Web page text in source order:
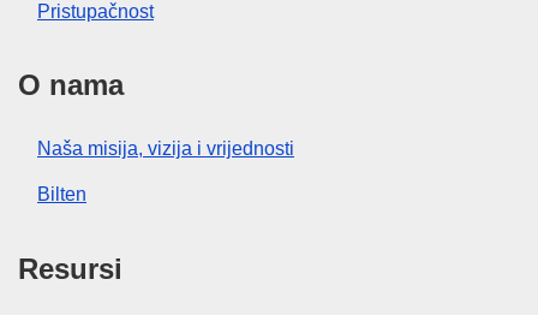
Pristupačnost
O nama
Naša misija, vizija i vrijednosti
Bilten
Resursi